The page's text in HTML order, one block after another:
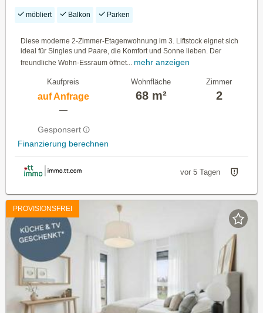
VERMIETUNG
möbliert Balkon Parken
Diese moderne 2-Zimmer-Etagenwohnung im 3. Liftstock eignet sich
ideal für Singles und Paare, die Komfort und Sonne lieben. Der
freundliche Wohn-Essraum öffnet...
mehr anzeigen
Kaufpreis
auf Anfrage
—
Gesponsert
Finanzierung berechnen
Wohnfläche
68 m²
Zimmer
2
vor 5 Tagen
PROVISIONSFREI